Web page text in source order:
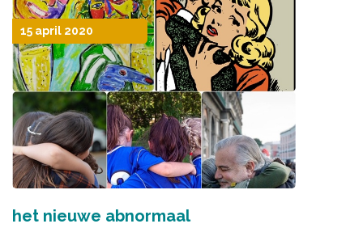
15 april 2020
het nieuwe abnormaal